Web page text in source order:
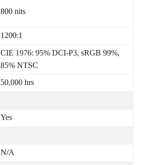
800 nits
1200:1
CIE 1976: 95% DCI-P3, sRGB 99%,
85% NTSC
50,000 hrs
Yes
N/A